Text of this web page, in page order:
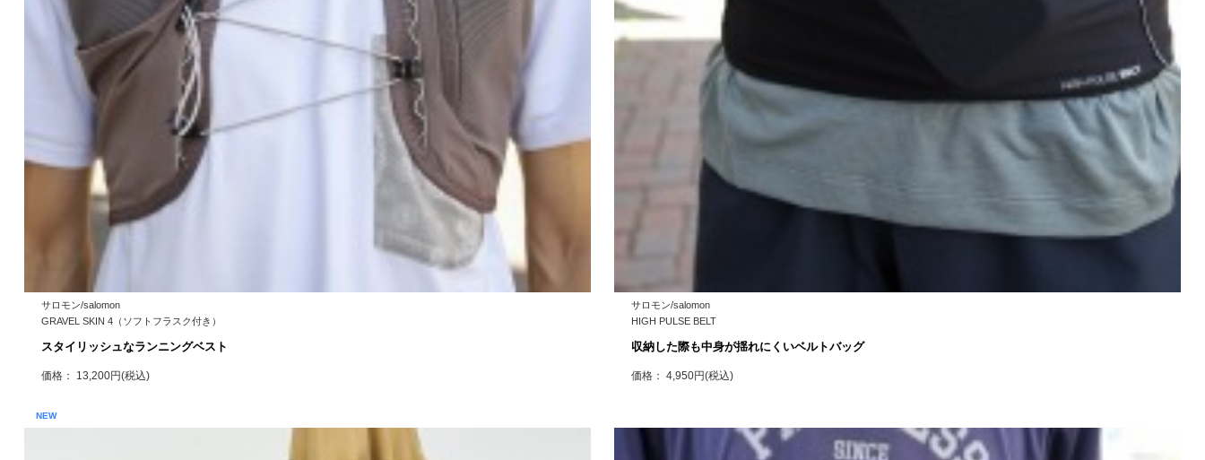
サロモン/salomon
GRAVEL SKIN 4（ソフトフラスク付き）
スタイリッシュなランニングベスト
価格： 13,200円(税込)
サロモン/salomon
HIGH PULSE BELT
収納した際も中身が揺れにくいベルトバッグ
価格： 4,950円(税込)
NEW